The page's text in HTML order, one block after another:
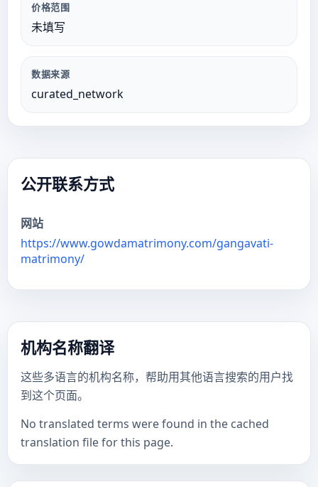
价格范围
未填写
数据来源
curated_network
公开联系方式
网站
https://www.gowdamatrimony.com/gangavati-
matrimony/
机构名称翻译
这些多语言的机构名称，帮助用其他语言搜索的用户找
到这个页面。
No translated terms were found in the cached
translation file for this page.